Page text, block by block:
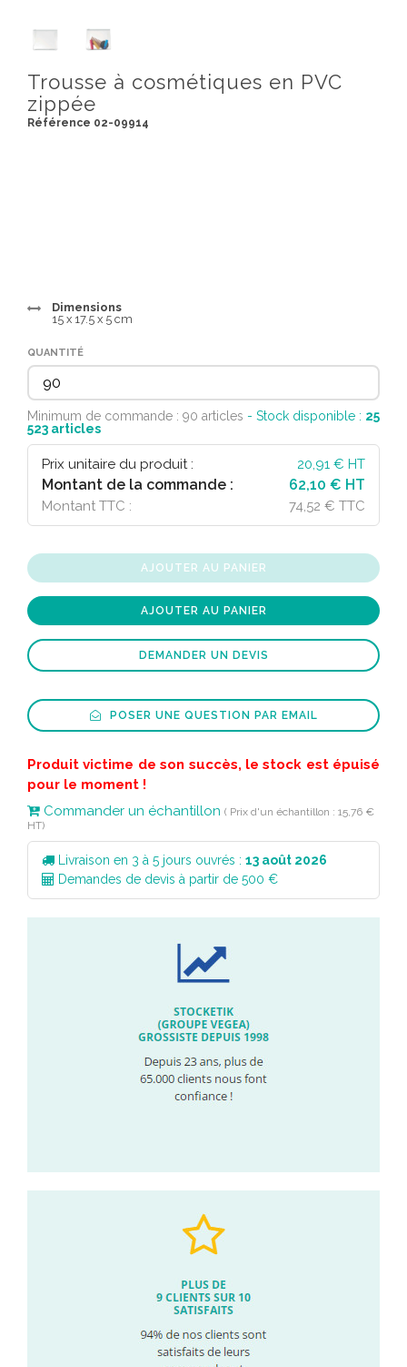
Trousse à cosmétiques en PVC
zippée
Référence 02-09914
Dimensions
15 x 17.5 x 5 cm
QUANTITÉ
Minimum de commande : 90 articles - Stock disponible : 25
523 articles
Prix unitaire du produit : 20,91 € HT
Montant de la commande : 62,10 € HT
Montant TTC : 74,52 € TTC
AJOUTER AU PANIER
AJOUTER AU PANIER
DEMANDER UN DEVIS
POSER UNE QUESTION PAR EMAIL
Produit victime de son succès, le stock est épuisé
pour le moment !
Commander un échantillon ( Prix d'un échantillon : 15,76 €
HT)
Livraison en 3 à 5 jours ouvrés : 13 août 2026
Demandes de devis à partir de 500 €